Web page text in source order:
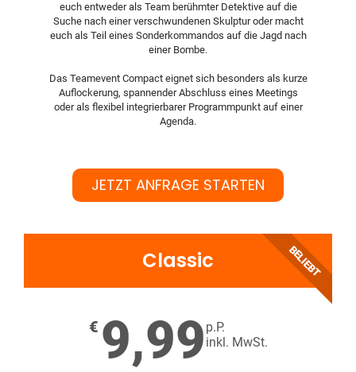
euch entweder als Team berühmter Detektive auf die
Suche nach einer verschwundenen Skulptur oder macht
euch als Teil eines Sonderkommandos auf die Jagd nach
einer Bombe.
Das Teamevent Compact eignet sich besonders als kurze
Auflockerung, spannender Abschluss eines Meetings
oder als flexibel integrierbarer Programmpunkt auf einer
Agenda.
JETZT ANFRAGE STARTEN
Classic
€ 9,99 p.P.
inkl. MwSt.
BELIEBT